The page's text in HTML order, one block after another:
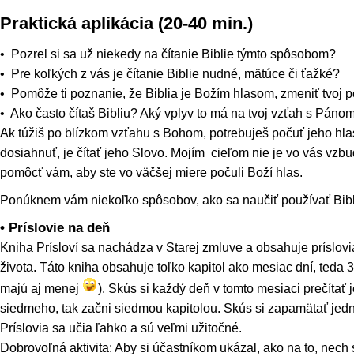
Praktická aplikácia (20-40 min.)
• Pozrel si sa už niekedy na čítanie Biblie týmto spôsobom?
• Pre koľkých z vás je čítanie Biblie nudné, mätúce či ťažké?
• Pomôže ti poznanie, že Biblia je Božím hlasom, zmeniť tvoj
• Ako často čítaš Bibliu? Aký vplyv to má na tvoj vzťah s
Ak túžiš po blízkom vzťahu s Bohom, potrebuješ počuť jeho
dosiahnuť, je čítať jeho Slovo. Mojím cieľom nie je vo vás
pomôcť vám, aby ste vo väčšej miere počuli Boží hlas.
Ponúknem vám niekoľko spôsobov, ako sa naučiť používať
• Príslovie na deň
Kniha Prísloví sa nachádza v Starej zmluve a obsahuje
života. Táto kniha obsahuje toľko kapitol ako mesiac dní, teda
majú aj menej
). Skús si každý deň v tomto mesiaci prečítať
siedmeho, tak začni siedmou kapitolou. Skús si zapamätať
Príslovia sa učia ľahko a sú veľmi užitočné.
Dobrovoľná aktivita: Aby si účastníkom ukázal, ako na to,